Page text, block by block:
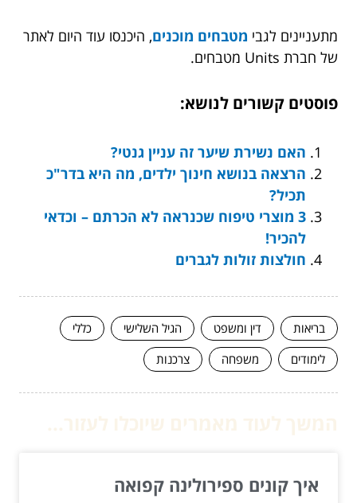
מתעניינים לגבי מטבחים מוכנים, היכנסו עוד היום לאתר
של חברת Units מטבחים.
פוסטים קשורים לנושא:
האם נשירת שיער זה עניין גנטי?
הרצאה בנושא חינוך ילדים, מה היא בדר"כ
תכיל?
3 מוצרי טיפוח שכנראה לא הכרתם – וכדאי
להכיר!
חולצות זולות לגברים
בריאות דין ומשפט הגיל השלישי
כללי
לימודים
משפחה צרכנות
איך קונים ספירולינה קפואה